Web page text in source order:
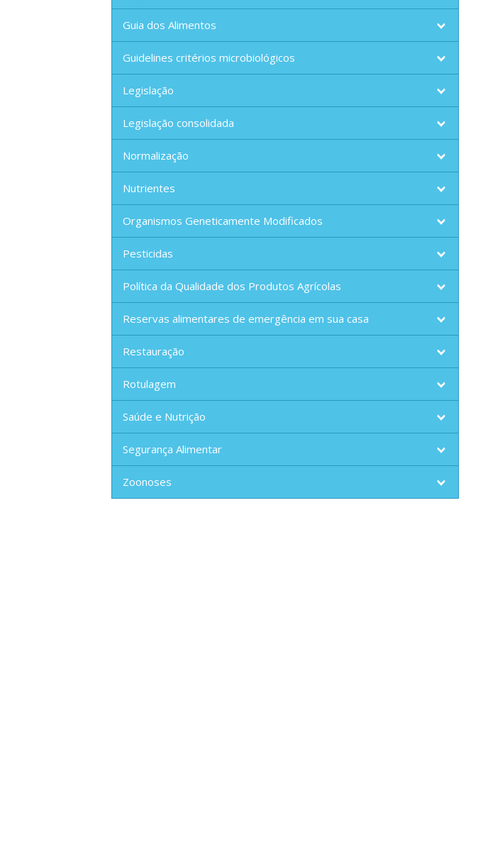
Guia dos Alimentos
Guidelines critérios microbiológicos
Legislação
Legislação consolidada
Normalização
Nutrientes
Organismos Geneticamente Modificados
Pesticidas
Política da Qualidade dos Produtos Agrícolas
Reservas alimentares de emergência em sua casa
Restauração
Rotulagem
Saúde e Nutrição
Segurança Alimentar
Zoonoses